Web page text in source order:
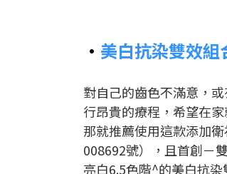
• 美白抗染雙效組
對自己的齒色不滿意，
行昂貴的療程，希望在
那就推薦使用這款添加
008692號），且首創－
亮白6.5色階^的美白抗染